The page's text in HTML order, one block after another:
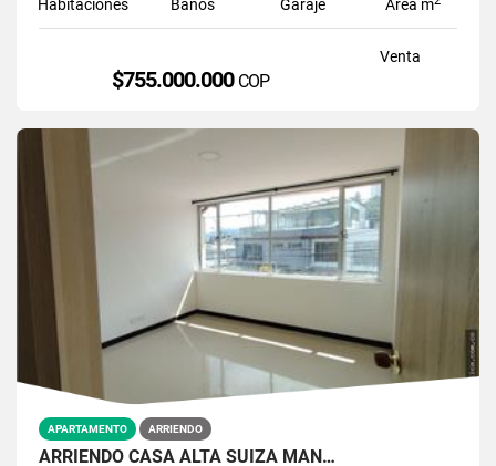
Habitaciones Baños Garaje Área m
Venta
$755.000.000 COP
APARTAMENTO ARRIENDO
ARRIENDO CASA ALTA SUIZA MAN…